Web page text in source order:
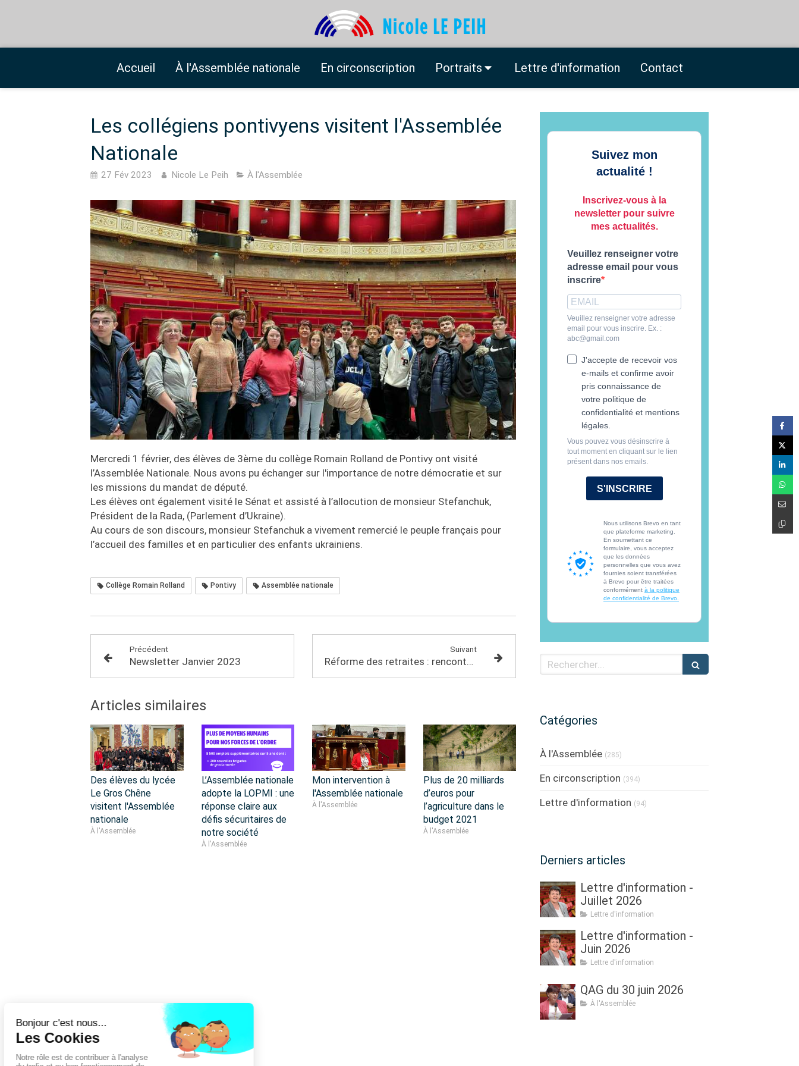
Accueil À l'Assemblée nationale En circonscription Portraits Lettre d'information Contact
Les collégiens pontivyens visitent l'Assemblée
Nationale
27 Fév 2023 Nicole Le Peih À l'Assemblée
Mercredi 1 février, des élèves de 3ème du collège Romain Rolland de Pontivy ont visité
l’Assemblée Nationale. Nous avons pu échanger sur l'importance de notre démocratie et sur
les missions du mandat de député.
Les élèves ont également visité le Sénat et assisté à l’allocution de monsieur Stefanchuk,
Président de la Rada, (Parlement d’Ukraine).
Au cours de son discours, monsieur Stefanchuk a vivement remercié le peuple français pour
l’accueil des familles et en particulier des enfants ukrainiens.
Collège Romain Rolland Pontivy Assemblée nationale
Précédent
Newsletter Janvier 2023
Suivant
Réforme des retraites : rencontre avec des représentants de l'intersyndicale
Articles similaires
Des élèves du lycée
Le Gros Chêne
visitent l'Assemblée
nationale
À l'Assemblée
L’Assemblée nationale
adopte la LOPMI : une
réponse claire aux
défis sécuritaires de
notre société
À l'Assemblée
Mon intervention à
l'Assemblée nationale
À l'Assemblée
Plus de 20 milliards
d’euros pour
l’agriculture dans le
budget 2021
À l'Assemblée
Suivez mon
actualité !
Inscrivez-vous à la
newsletter pour suivre
mes actualités.
Veuillez renseigner votre
adresse email pour vous
inscrire
Veuillez renseigner votre adresse
email pour vous inscrire. Ex. :
abc@gmail.com
J'accepte de recevoir vos
e-mails et confirme avoir
pris connaissance de
votre politique de
confidentialité et mentions
légales.
Vous pouvez vous désinscrire à
tout moment en cliquant sur le lien
présent dans nos emails.
S'INSCRIRE
Nous utilisons Brevo en tant
que plateforme marketing.
En soumettant ce
formulaire, vous acceptez
que les données
personnelles que vous avez
fournies soient transférées
à Brevo pour être traitées
conformément à la politique
de confidentialité de Brevo.
Rechercher
Catégories
À l'Assemblée (285)
En circonscription (394)
Lettre d'information (94)
Derniers articles
Lettre d'information -
Juillet 2026
Lettre d'information
Lettre d'information -
Juin 2026
Lettre d'information
QAG du 30 juin 2026
À l'Assemblée